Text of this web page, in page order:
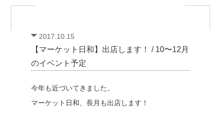
2017.10.15
【マーケット日和】出店します！ / 10〜12月
のイベント予定
今年も近づいてきました。
マーケット日和、長月も出店します！